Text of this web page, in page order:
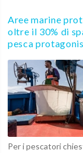
Aree marine
oltre il 30% di
pesca
Per i pescatori